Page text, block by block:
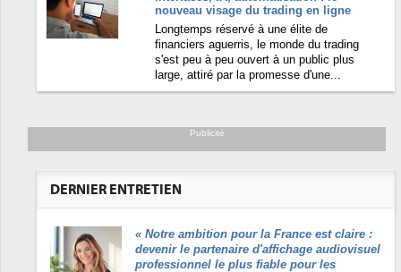
nouveau visage du trading en ligne
Longtemps réservé à une élite de
financiers aguerris, le monde du trading
s'est peu à peu ouvert à un public plus
large, attiré par la promesse d'une...
Publicité
DERNIER ENTRETIEN
« Notre ambition pour la France est claire :
devenir le partenaire d'affichage audiovisuel
professionnel le plus fiable pour les